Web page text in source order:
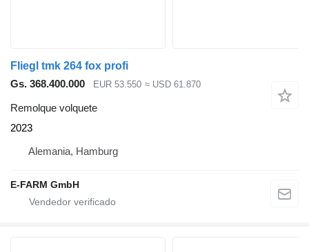
Fliegl tmk 264 fox profi
Gs. 368.400.000
EUR 53.550 ≈ USD 61.870
Remolque volquete
2023
Alemania, Hamburg
E-FARM GmbH